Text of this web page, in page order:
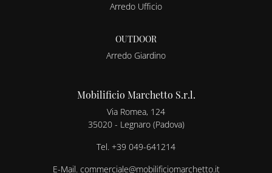
Arredo Ufficio
OUTDOOR
Arredo Giardino
Mobilificio Marchetto S.r.l.
Via Romea, 124
35020 - Legnaro (Padova)
Tel. +39 049-641214
E-Mail. commerciale@mobilificiomarchetto.it